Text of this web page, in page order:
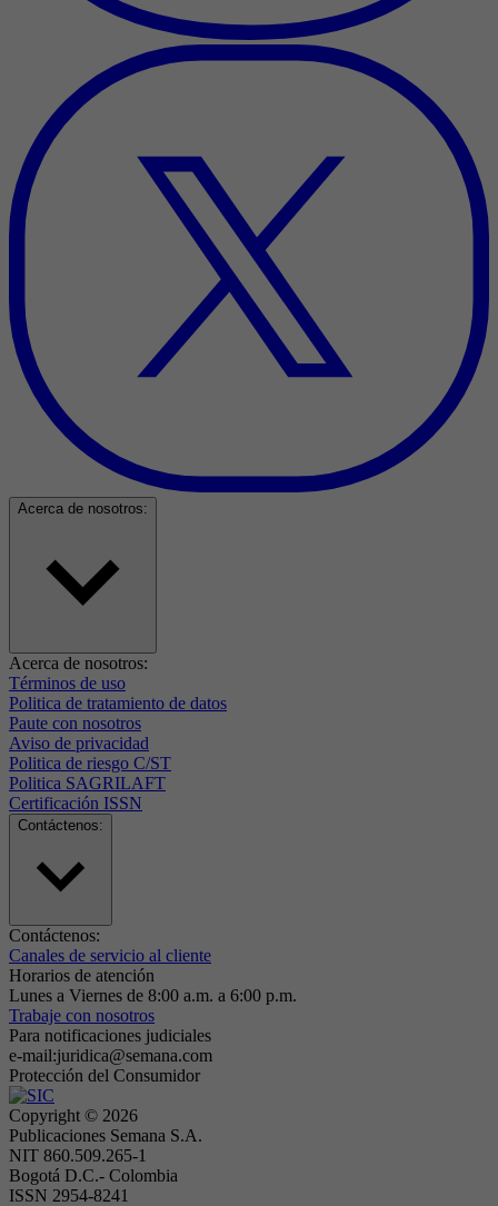
Acerca de nosotros:
Acerca de nosotros:
Términos de uso
Politica de tratamiento de datos
Paute con nosotros
Aviso de privacidad
Politica de riesgo C/ST
Politica SAGRILAFT
Certificación ISSN
Contáctenos:
Contáctenos:
Canales de servicio al cliente
Horarios de atención
Lunes a Viernes de 8:00 a.m. a 6:00 p.m.
Trabaje con nosotros
Para notificaciones judiciales
e-mail:juridica@semana.com
Protección del Consumidor
Copyright © 2026
Publicaciones Semana S.A.
NIT 860.509.265-1
Bogotá D.C.- Colombia
ISSN 2954-8241